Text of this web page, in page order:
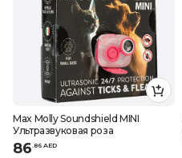
Max Molly Soundshield MINI
Ультразвуковая роза
86 86 AED